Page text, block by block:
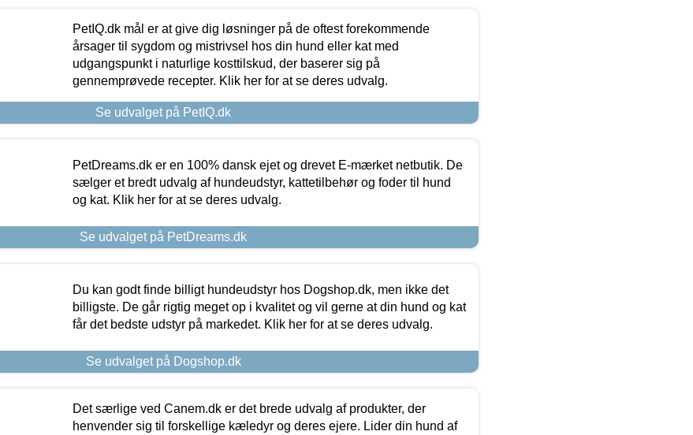
PetIQ.dk mål er at give dig løsninger på de oftest forekommende
årsager til sygdom og mistrivsel hos din hund eller kat med
udgangspunkt i naturlige kosttilskud, der baserer sig på
gennemprøvede recepter. Klik her for at se deres udvalg.
Se udvalget på PetIQ.dk
PetDreams.dk er en 100% dansk ejet og drevet E-mærket netbutik. De
sælger et bredt udvalg af hundeudstyr, kattetilbehør og foder til hund
og kat. Klik her for at se deres udvalg.
Se udvalget på PetDreams.dk
Du kan godt finde billigt hundeudstyr hos Dogshop.dk, men ikke det
billigste. De går rigtig meget op i kvalitet og vil gerne at din hund og kat
får det bedste udstyr på markedet. Klik her for at se deres udvalg.
Se udvalget på Dogshop.dk
Det særlige ved Canem.dk er det brede udvalg af produkter, der
henvender sig til forskellige kæledyr og deres ejere. Lider din hund af